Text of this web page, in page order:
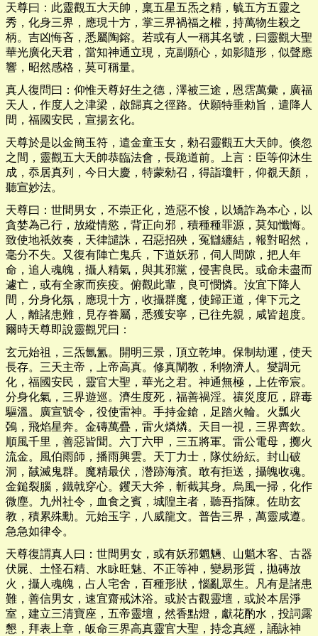
天尊曰：此靈觀五大天帥，稟五星五炁之精，毓五方五靈之
秀，化身三界，應現十方，掌三界禍福之權，持萬物生殺之
柄。吉凶悔吝，悉屬陶鎔。若或有人一稱其名號，曰靈觀大聖
華光廣化天君，當知神通立現，克副願心，如影隨形，似聲應
響，昭然感格，莫可稱量。
真人復問曰：仰惟天尊好生之德，澤被三途，恩霑萬彙，廣福
天人，作度人之津梁，啟歸真之徑路。伏願特垂勑旨，遣降人
間，福國安民，宣揚玄化。
天尊於是以金簡玉符，遣金童玉女，勑召靈觀五大天帥。倏忽
之間，靈觀五大天帥恭臨法會，長跪道前。上言：臣等仰沐生
成，忝居真列，今日大慶，特蒙勑召，得詣瓊軒，仰覩天顏，
聽宣妙法。
天尊曰：世間男女，不崇正化，造惡不悛，以矯詐為本心，以
貪婪為己行，放縱情慾，背正向邪，積種種罪源，莫知懺悔。
致使地祇效奏，天律譴誅，召惡招殃，冤讎纏結，報對昭然，
毫分不失。又復有陣亡鬼兵，下道妖邪，伺人間隙，把人年
命，追人魂魄，攝人精氣，與其邪黨，侵害良民。或命未盡而
遽亡，或有全家而疾疫。俯觀此輩，良可憫憐。汝宜下降人
間，分身化氛，應現十方，收攝群魔，使歸正道，俾下元之
人，離諸患難，見存眷屬，悉獲安寧，已往先親，咸皆超度。
爾時天尊即說靈觀咒曰：
玄元始祖，三炁氤氳。開明三景，頂立乾坤。保制劫運，使天
長存。三天主帝，上帝高真。修真闡教，利物濟人。燮調元
化，福國安民，靈官大聖，華光之君。神通無極，上佐帝宸。
分身化氣，三界遊巡。濟生度死，福善禍淫。禳災度厄，辟毒
驅溫。廣宣號令，役使雷神。手持金鎗，足踏火輪。火瓢火
鵶，飛焰星奔。金磚萬疊，雷火燐燐。天目一視，三界齊欽。
順風千里，善惡皆聞。六丁六甲，三五將軍。雷公電母，擲火
流金。風伯雨師，播雨興雲。天丁力士，隊仗紛紜。封山破
洞，馘滅鬼群。魔精最伏，濳跡海濱。敢有拒送，攝魄收魂。
金鎚裂腦，鐵戟穿心。钁天大斧，斬截其身。烏風一掃，化作
微塵。九州社令，血食之賓，城隍主者，聽吾指陳。佐助玄
教，積累殊勳。元始玉字，八威龍文。普告三界，萬靈咸遵。
急急如律令。
天尊復謂真人曰：世間男女，或有妖邪魍魎、山魈木客、古器
伏屍、土怪石精、水眿旺魅、不正等神，變易形質，拋磚放
火，攝人魂魄，占人宅舍，百種形狀，惱亂眾生。凡有是諸患
難，善信男女，速宜齋戒沐浴。或於古觀靈壇，或於本居淨
室，建立三清寶座，五帝靈壇，然香點燈，獻花酌水，投詞露
懇，拜表上章，皈命三界高真靈官大聖，持念真經，誦詠神